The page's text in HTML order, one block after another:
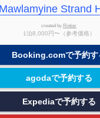
Mawlamyine Strand
created by Rinker
1泊8,000円〜（参考価格）
Booking.comで予約す
agodaで予約する
Expediaで予約する